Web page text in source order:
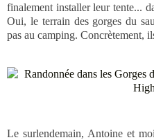
finalement installer leur tente...
Oui, le terrain des gorges du
pas au camping. Concrètement,
Le surlendemain, Antoine et